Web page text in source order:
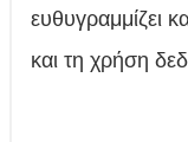
ευθυγραμμίζει
και τη χρήση